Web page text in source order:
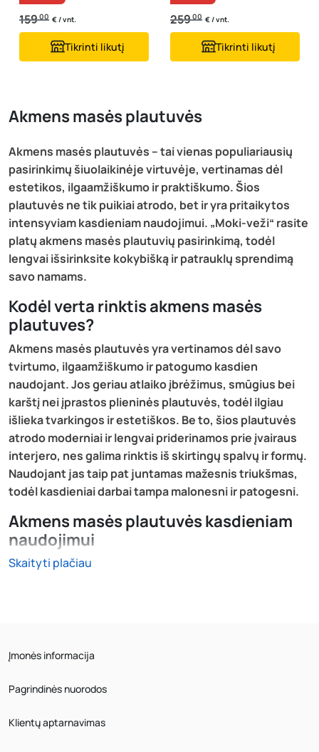
15900 € / vnt.
Tikrinti likutį
25900 € / vnt.
Tikrinti likutį
Akmens masės plautuvės
Akmens masės plautuvės – tai vienas populiariausių
pasirinkimų šiuolaikinėje virtuvėje, vertinamas dėl
estetikos, ilgaamžiškumo ir praktiškumo. Šios
plautuvės ne tik puikiai atrodo, bet ir yra pritaikytos
intensyviam kasdieniam naudojimui. „Moki-veži“ rasite
platų akmens masės plautuvių pasirinkimą, todėl
lengvai išsirinksite kokybišką ir patrauklų sprendimą
savo namams.
Kodėl verta rinktis akmens masės
plautuves?
Akmens masės plautuvės yra vertinamos dėl savo
tvirtumo, ilgaamžiškumo ir patogumo kasdien
naudojant. Jos geriau atlaiko įbrėžimus, smūgius bei
karštį nei įprastos plieninės plautuvės, todėl ilgiau
išlieka tvarkingos ir estetiškos. Be to, šios plautuvės
atrodo moderniai ir lengvai priderinamos prie įvairaus
interjero, nes galima rinktis iš skirtingų spalvų ir formų.
Naudojant jas taip pat juntamas mažesnis triukšmas,
todėl kasdieniai darbai tampa malonesni ir patogesni.
Akmens masės plautuvės kasdieniam
naudojimui
Kasdien naudojant plautuvę svarbiausia, kad ji būtų
išvaizdą, net ir intensyviai naudojant. Be to, akmens
todėl drąsiai galima statyti karštus puodus ar
Akmens masės plautuvių savybės ir
Skaityti plačiau
Įmonės informacija
Pagrindinės nuorodos
Klientų aptarnavimas